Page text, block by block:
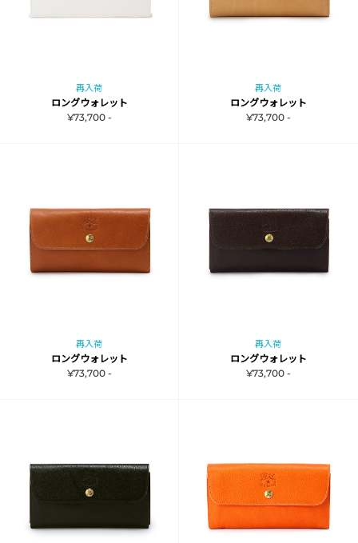
再入荷
ロングウォレット
¥73,700 -
再入荷
ロングウォレット
¥73,700 -
再入荷
ロングウォレット
¥73,700 -
再入荷
ロングウォレット
¥73,700 -